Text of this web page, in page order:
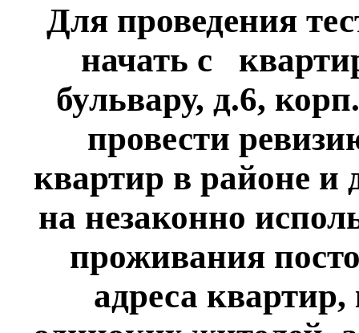
Для проведения
начать с
бульвару, д.6,
провести
квартир в районе
на незаконно
проживания
адреса